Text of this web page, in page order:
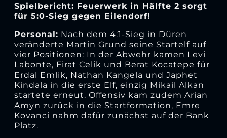
Spielbericht: Feuerwerk in Hälfte 2 sorgt
für 5:0-Sieg gegen Eilendorf!
Personal: Nach dem 4:1-Sieg in Düren
veränderte Martin Grund seine Startelf auf
vier Positionen: In der Abwehr kamen Levi
Labonte, Firat Celik und Berat Kocatepe für
Erdal Emlik, Nathan Kangela und Japhet
Kindala in die erste Elf, einzig Mikail Alkan
startete erneut. Offensiv kam zudem Arian
Amyn zurück in die Startformation, Emre
Kovanci nahm dafür zunächst auf der Bank
Platz.